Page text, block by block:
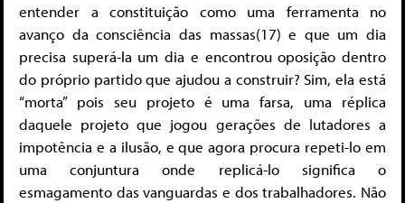
entender a constituição como uma ferramenta no
avanço da consciência das massas(17) e que um dia
precisa superá-la um dia e encontrou oposição dentro
do próprio partido que ajudou a construir? Sim, ela está
“morta” pois seu projeto é uma farsa, uma réplica
daquele projeto que jogou gerações de lutadores a
impotência e a ilusão, e que agora procura repeti-lo em
uma conjuntura onde replicá-lo significa o
esmagamento das vanguardas e dos trabalhadores. Não